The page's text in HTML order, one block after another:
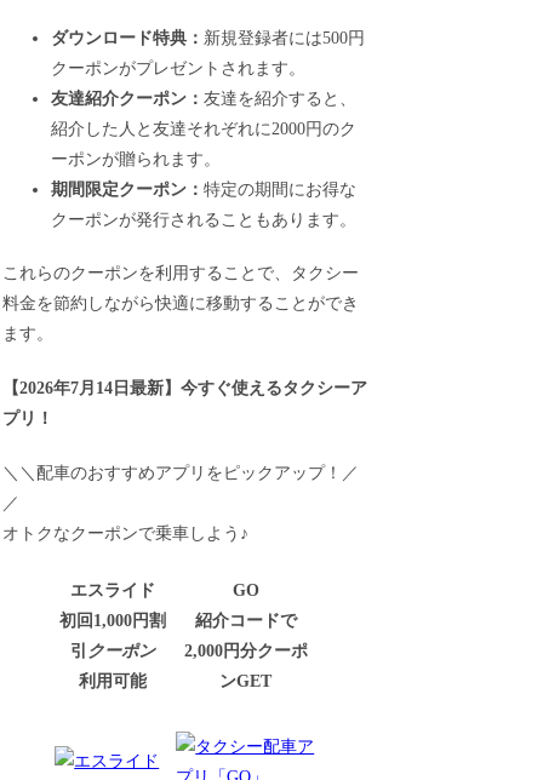
ダウンロード特典： 新規登録者には500円
クーポンがプレゼントされます。
友達紹介クーポン：友達を紹介すると、
紹介した人と友達それぞれに2000円のク
ーポンが贈られます。
期間限定クーポン：特定の期間にお得な
クーポンが発行されることもあります。
これらのクーポンを利用することで、タクシー
料金を節約しながら快適に移動することができ
ます。
【2026年7月14日最新 】今すぐ使えるタクシーア
プリ！
＼＼配車のおすすめアプリをピックアップ！／
／
オトクなクーポンで乗車しよう♪
エスライド
初回1,000円割
引 クーポン
利用可能
GO
紹介コードで
2,000円分クーポ
ンGET